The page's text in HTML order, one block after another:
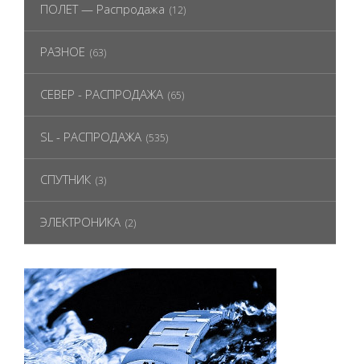
ПОЛЕТ — Распродажа (12)
РАЗНОЕ (63)
СЕВЕР - РАСПРОДАЖА (65)
SL - РАСПРОДАЖА (535)
СПУТНИК (3)
ЭЛЕКТРОНИКА (2)